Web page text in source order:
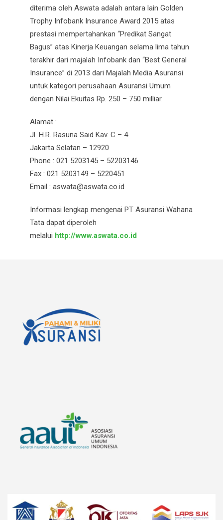
diterima oleh Aswata adalah antara lain Golden
Trophy Infobank Insurance Award 2015 atas
prestasi mempertahankan “Predikat Sangat
Bagus” atas Kinerja Keuangan selama lima tahun
terakhir dari majalah Infobank dan “Best General
Insurance” di 2013 dari Majalah Media Asuransi
untuk kategori perusahaan Asuransi Umum
dengan Nilai Ekuitas Rp. 250 – 750 milliar.
Alamat :
Jl. H.R. Rasuna Said Kav. C – 4
Jakarta Selatan – 12920
Phone : 021 5203145 – 52203146
Fax : 021 5203149 – 5220451
Email : aswata@aswata.co.id
Informasi lengkap mengenai PT Asuransi Wahana
Tata dapat diperoleh
melalui http://www.aswata.co.id